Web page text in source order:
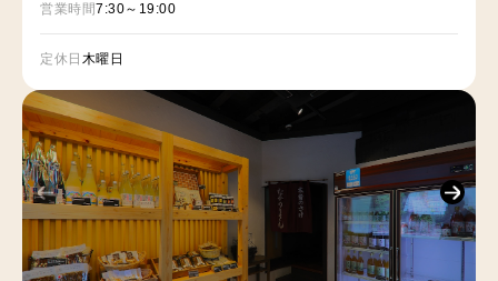
営業時間7:30～19:00
定休日 木曜日